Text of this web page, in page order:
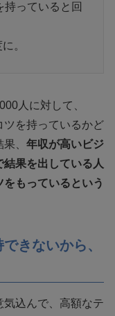
っていると回
。
人に対して、
ツを持っているかど
、 年収が高いビジ
果を出している人
もっているという
きないから、
込んで、高額なテ